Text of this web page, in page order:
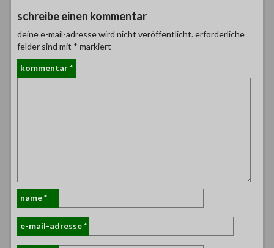
schreibe einen kommentar
deine e-mail-adresse wird nicht veröffentlicht.erforderliche
felder sind mit * markiert
kommentar*
name*
e-mail-adresse*